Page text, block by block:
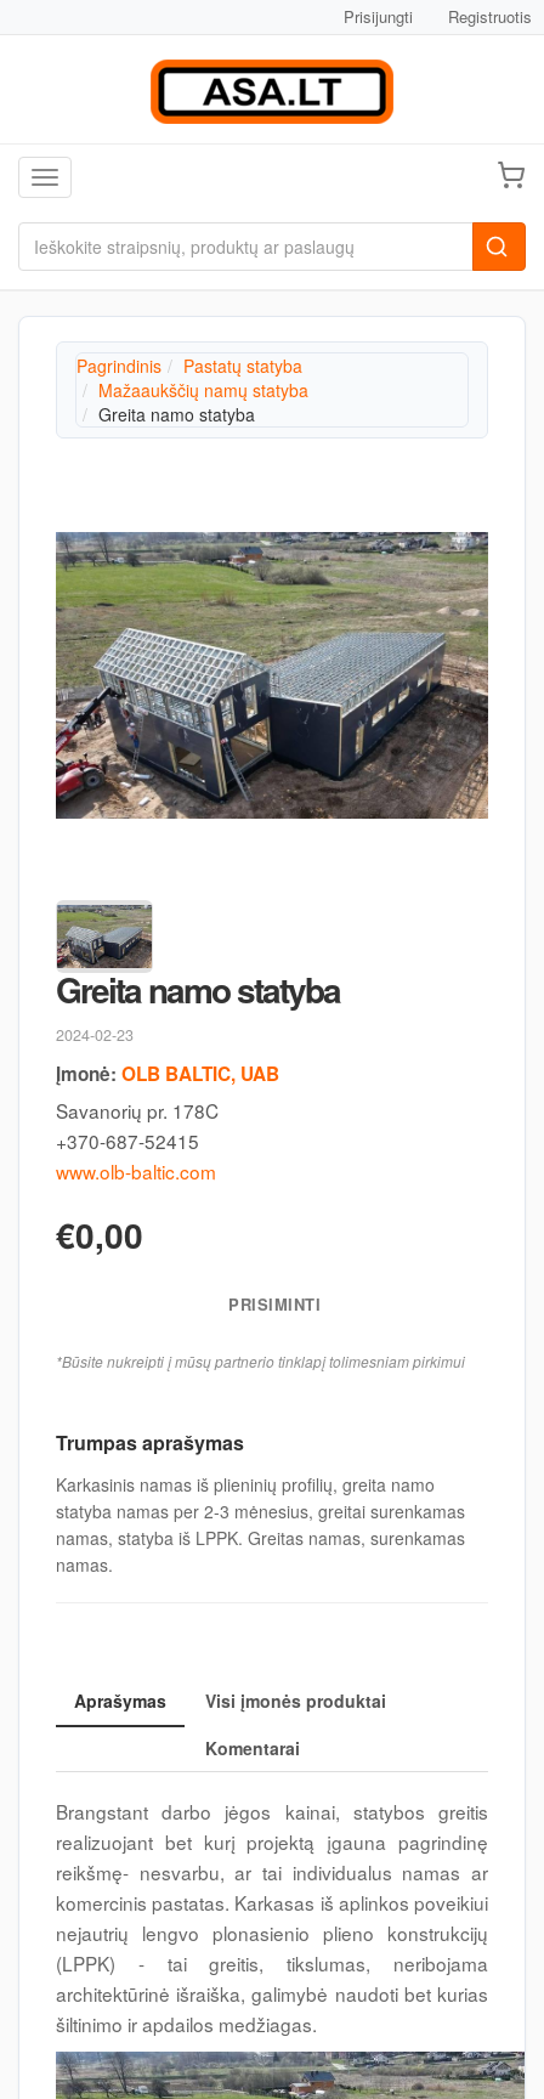
Prisijungti Registruotis
Toggle navigation
Pagrindinis
Pastatų statyba
Mažaaukščių namų statyba
Greita namo statyba
Greita namo statyba
2024-02-23
Įmonė: OLB BALTIC, UAB
Savanorių pr. 178C
+370-687-52415
www.olb-baltic.com
€0,00
PRISIMINTI
*Būsite nukreipti į mūsų partnerio tinklapį tolimesniam pirkimui
Trumpas aprašymas
Karkasinis namas iš plieninių profilių, greita namo
statyba namas per 2-3 mėnesius, greitai surenkamas
namas, statyba iš LPPK. Greitas namas, surenkamas
namas.
Aprašymas
Visi įmonės produktai
Komentarai
Brangstant darbo jėgos kainai, statybos greitis
realizuojant bet kurį projektą įgauna pagrindinę
reikšmę- nesvarbu, ar tai individualus namas ar
komercinis pastatas. Karkasas iš aplinkos poveikiui
nejautrių lengvo plonasienio plieno konstrukcijų
(LPPK) - tai greitis, tikslumas, neribojama
architektūrinė išraiška, galimybė naudoti bet kurias
šiltinimo ir apdailos medžiagas.